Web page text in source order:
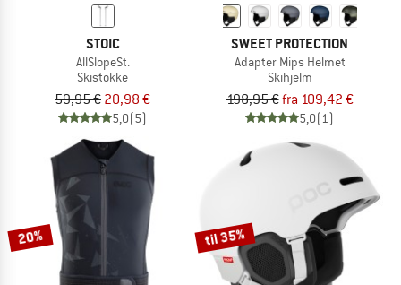
STOIC
AllSlopeSt.
Skistokke
59,95 € 20,98 €
5,0(5)
SWEET PROTECTION
Adapter Mips Helmet
Skihjelm
198,95 €fra 109,42 €
5,0(1)
20% til 35%